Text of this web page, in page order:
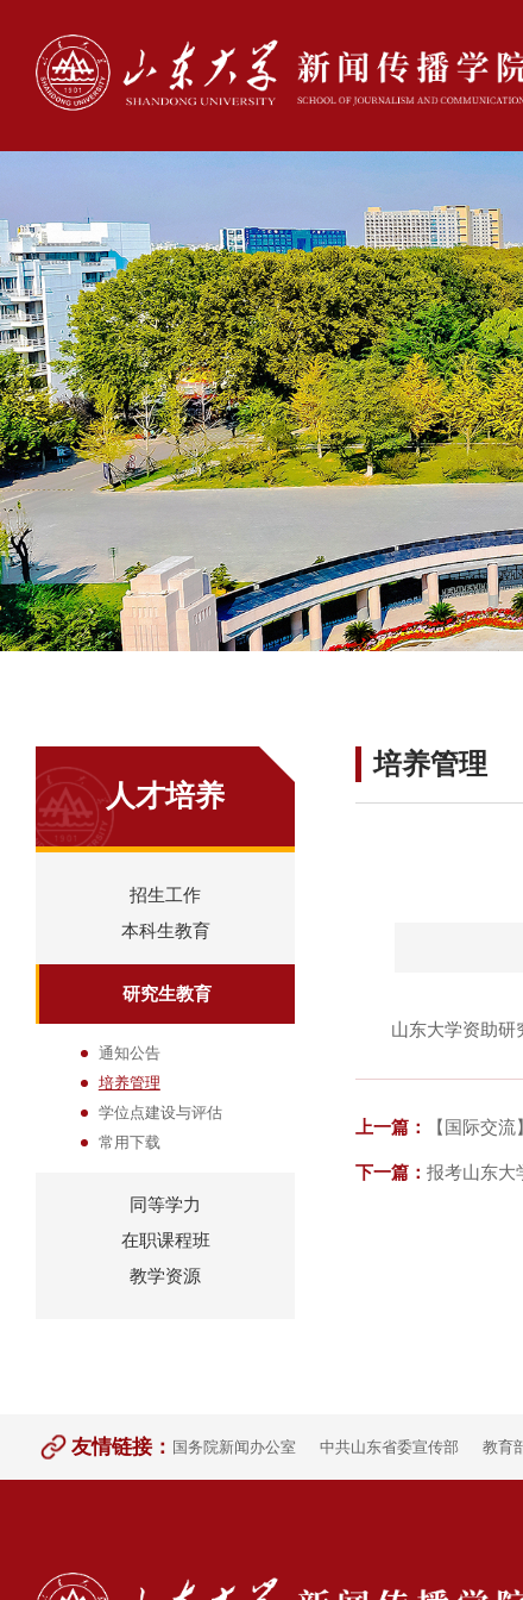
人才培养
招生工作
本科生教育
研究生教育
通知公告
培养管理
学位点建设与评估
常用下载
同等学力
在职课程班
教学资源
培养管理
山东大学资助研
上一篇： 【国际交
下一篇： 报考山东大
友情链接： 国务院新闻办公室 中共山东省委宣传部 教育